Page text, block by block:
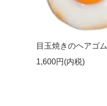
目玉焼きのヘアゴム
1,600円(内税)